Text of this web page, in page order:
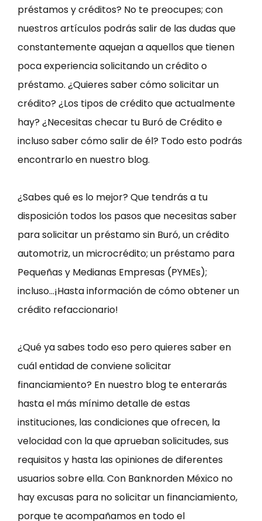
préstamos y créditos? No te preocupes; con
nuestros artículos podrás salir de las dudas que
constantemente aquejan a aquellos que tienen
poca experiencia solicitando un crédito o
préstamo. ¿Quieres saber cómo solicitar un
crédito? ¿Los tipos de crédito que actualmente
hay? ¿Necesitas checar tu Buró de Crédito e
incluso saber cómo salir de él? Todo esto podrás
encontrarlo en nuestro blog.
¿Sabes qué es lo mejor? Que tendrás a tu
disposición todos los pasos que necesitas saber
para solicitar un préstamo sin Buró, un crédito
automotriz, un microcrédito; un préstamo para
Pequeñas y Medianas Empresas (PYMEs);
incluso…¡Hasta información de cómo obtener un
crédito refaccionario!
¿Qué ya sabes todo eso pero quieres saber en
cuál entidad de conviene solicitar
financiamiento? En nuestro blog te enterarás
hasta el más mínimo detalle de estas
instituciones, las condiciones que ofrecen, la
velocidad con la que aprueban solicitudes, sus
requisitos y hasta las opiniones de diferentes
usuarios sobre ella. Con Banknorden México no
hay excusas para no solicitar un financiamiento,
porque te acompañamos en todo el